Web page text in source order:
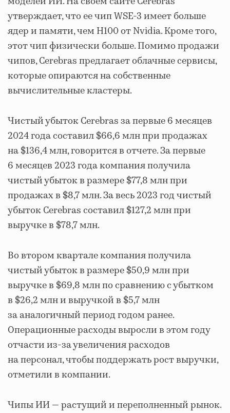
утверждает, что ее чип WSE-3 имеет больше
ядер и памяти, чем H100 от Nvidia. Кроме того,
этот чип физически больше. Помимо продажи
чипов, Cerebras предлагает облачные сервисы,
которые опираются на собственные
вычислительные кластеры.
Чистый убыток Cerebras за первые 6 месяцев
2024 года составил $66,6 млн при продажах
на $136,4 млн, говорится в отчете. За первые
6 месяцев 2023 года компания получила
чистый убыток в размере $77,8 млн при
продажах в $8,7 млн. За весь 2023 год чистый
убыток Cerebras составил $127,2 млн при
выручке в $78,7 млн.
Во втором квартале компания получила
чистый убыток в размере $50,9 млн при
выручке в $69,8 млн по сравнению с убытком
в $26,2 млн и выручкой в $5,7 млн
за аналогичный период годом ранее.
Операционные расходы выросли в этом году
отчасти из-за увеличения расходов
на персонал, чтобы поддержать рост выручки,
отметили в компании.
Чипы ИИ — растущий и переполненный рынок.